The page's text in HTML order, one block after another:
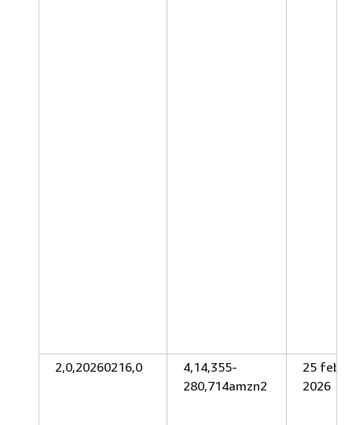
2,0,20260216,0
4,14,355-
280,714amzn2
25
2026